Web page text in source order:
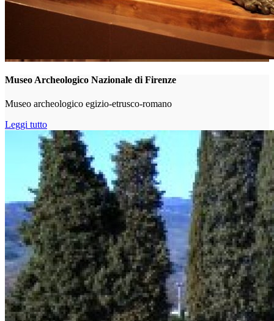
Museo Archeologico Nazionale di Firenze
Museo archeologico egizio-etrusco-romano
Leggi tutto